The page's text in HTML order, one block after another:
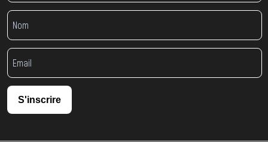
S'inscrire